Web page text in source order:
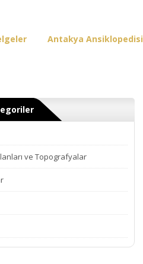
Antakya Ansiklopedisi
ve Topografyalar